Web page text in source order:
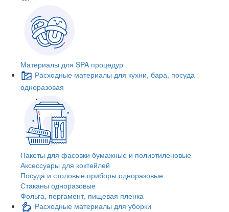
Материалы для SPA процедур
Расходные материалы для кухни, бара, посуда
одноразовая
Пакеты для фасовки бумажные и полиэтиленовые
Аксессуары для коктейлей
Посуда и столовые приборы одноразовые
Стаканы одноразовые
Фольга, пергамент, пищевая пленка
Расходные материалы для уборки